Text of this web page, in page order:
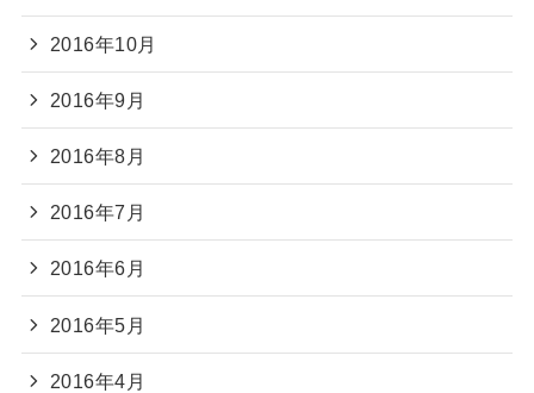
2016年10月
2016年9月
2016年8月
2016年7月
2016年6月
2016年5月
2016年4月